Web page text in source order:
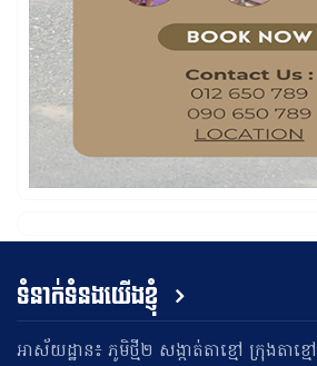
ទំនាក់ទំនងយើងខ្ញុំ
អាស័យដ្ឋាន៖ ភូមិថ្មី២ សង្កាត់តាខ្មៅ ក្រុងតាខ្ម